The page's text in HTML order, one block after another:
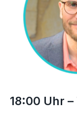
18:00 Uhr